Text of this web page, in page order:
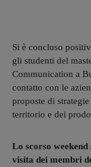
Si è concluso
gli studenti del
Communication a
contatto con le
proposte di
territorio e dei
Lo scorso
visita dei membri